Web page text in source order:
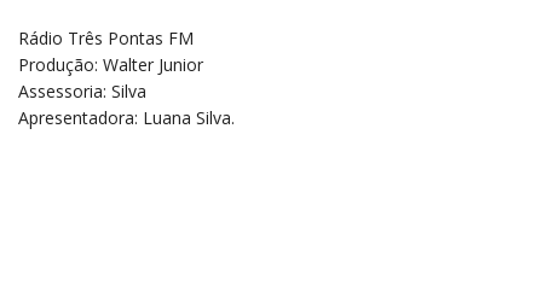
Rádio Três Pontas FM
Produção: Walter Junior
Assessoria: Silva
Apresentadora: Luana Silva.